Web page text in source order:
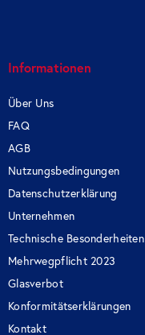
Informationen
Über Uns
FAQ
AGB
Nutzungsbedingungen
Datenschutzerklärung
Unternehmen
Technische Besonderheiten
Mehrwegpflicht 2023
Glasverbot
Konformitätserklärungen
Kontakt